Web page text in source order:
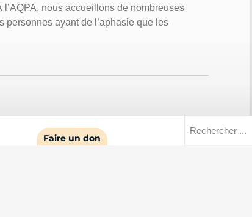
nous accueillons de nombreuses
personnes ayant de l’aphasie que les
Faire un don